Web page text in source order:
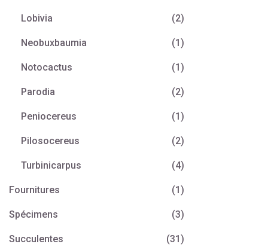
Lobivia (2)
Neobuxbaumia (1)
Notocactus (1)
Parodia (2)
Peniocereus (1)
Pilosocereus (2)
Turbinicarpus (4)
Fournitures (1)
Spécimens (3)
Succulentes (31)